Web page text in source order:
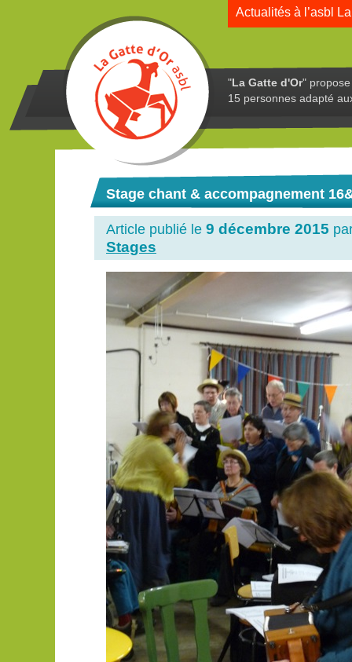
Actualités à l’asbl
"La Gatte d'Or"
15 personnes adapté
Stage chant & accompagnement
Article publié le 9 décembre 2015
Stages